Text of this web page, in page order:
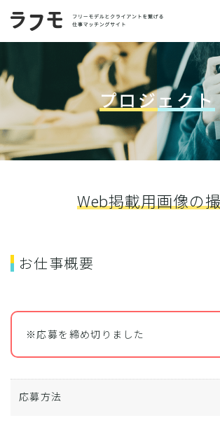
プロジェクト
Web掲載用画像の
お仕事概要
※応募を締め切りました
応募方法